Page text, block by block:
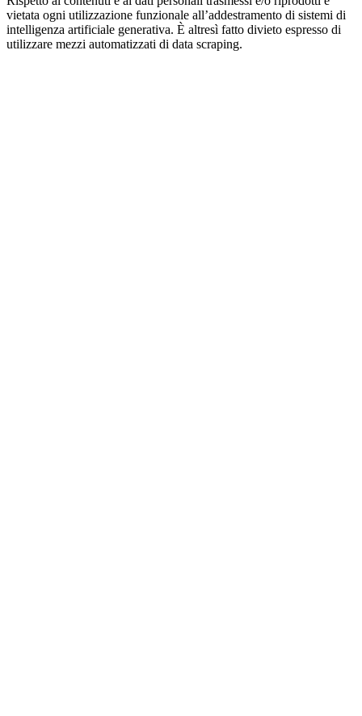
vietata ogni utilizzazione funzionale all’addestramento di sistemi di
intelligenza artificiale generativa. È altresì fatto divieto espresso di
utilizzare mezzi automatizzati di data scraping.